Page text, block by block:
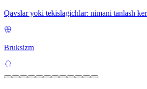
Qavslar yoki tekislagichlar: nimani tanlash
Bruksizm